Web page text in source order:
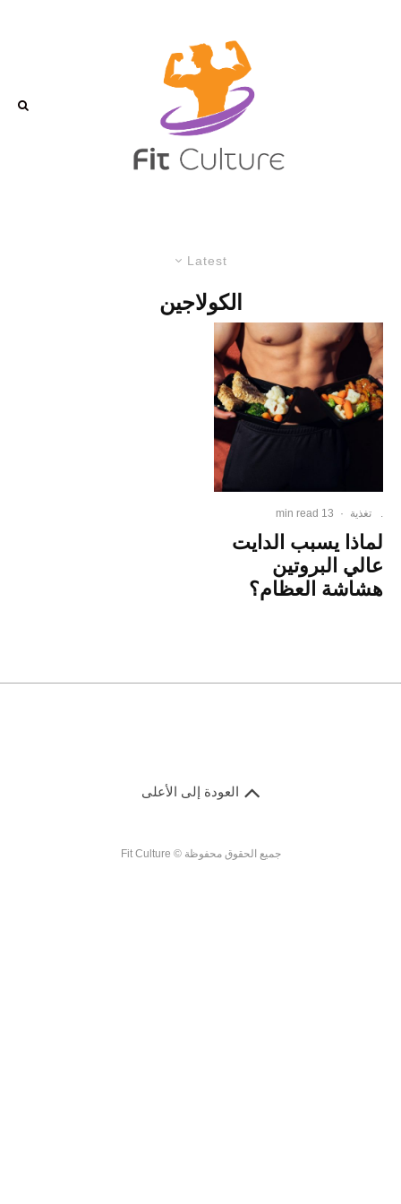
Latest
الكولاجين
. تغذية ·
13 min read
لماذا يسبب الدايت
عالي البروتين
هشاشة العظام؟
العودة إلى الأعلى
جميع الحقوق محفوظة © Fit Culture